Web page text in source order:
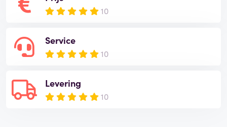
10
Service
10
Levering
10